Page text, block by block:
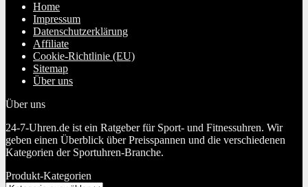
Home
Impressum
Datenschutzerklärung
Affiliate
Cookie-Richtlinie (EU)
Sitemap
Über uns
Über uns
24-7-Uhren.de ist ein Ratgeber für Sport- und Fitnessuhren. Wir
geben einen Überblick über Preisspannen und die verschiedenen
Kategorien der Sportuhren-Branche.
Produkt-Kategorien